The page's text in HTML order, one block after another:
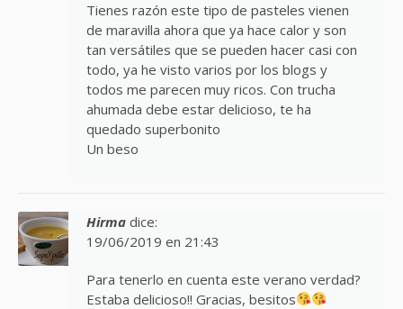
Tienes razón este tipo de pasteles vienen
de maravilla ahora que ya hace calor y son
tan versátiles que se pueden hacer casi con
todo, ya he visto varios por los blogs y
todos me parecen muy ricos. Con trucha
ahumada debe estar delicioso, te ha
quedado superbonito
Un beso
Hirma dice:
19/06/2019 en 21:43
Para tenerlo en cuenta este verano verdad?
Estaba delicioso!! Gracias, besitos